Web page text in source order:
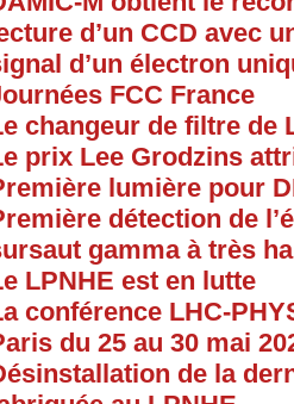
d’un CCD avec
d’un électron
FCC France
changeur de filtre de
prix Lee Grodzins
lumière pour
détection de
gamma à très
LPNHE est en lutte
conférence LHC-
du 25 au 30 mai
de la